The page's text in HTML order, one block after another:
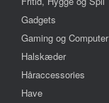
Gadgets
Gaming og Computer
Halskæder
Håraccessories
Have